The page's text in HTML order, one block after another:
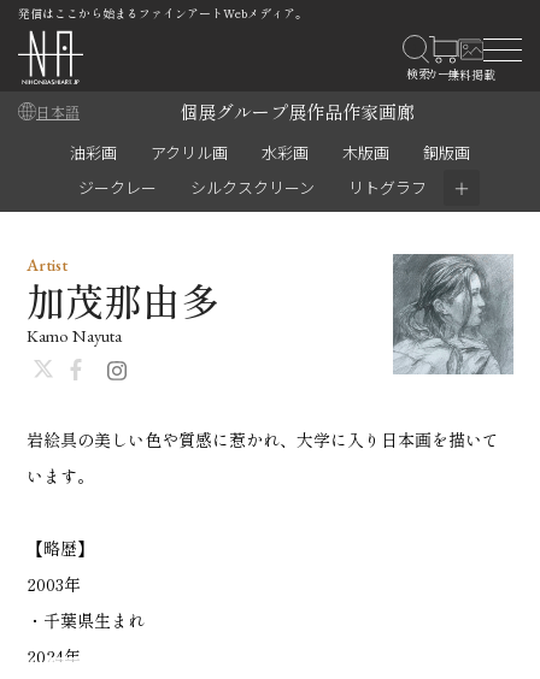
発信はここから始まるファインアートWebメディア。
日本語 個展グループ展作品作家画廊
油彩画 アクリル画 水彩画 木版画
銅版画
ジークレー
シルクスクリーン リトグラフ ＋
岩絵具の美しい色や質感に惹かれ、大学に入り日本画を描いて
います。
【略歴】
2003年
・千葉県生まれ
2024年
Artist
加茂那由多
Kamo Nayuta